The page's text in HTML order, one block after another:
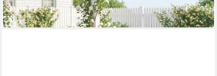
-57%
in 2-3 Werktagen bei dir